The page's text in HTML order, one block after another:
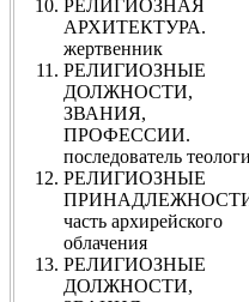
РЕЛИГИОЗНАЯ
АРХИТЕКТУРА.
жертвенник
РЕЛИГИОЗНЫЕ
ДОЛЖНОСТИ,
ЗВАНИЯ,
ПРОФЕССИИ.
последователь
РЕЛИГИОЗНЫЕ
часть архирейского
облачения
РЕЛИГИОЗНЫЕ
ДОЛЖНОСТИ,